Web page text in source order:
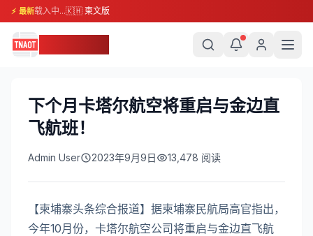
⚡ 最新载入中...🇰🇭 柬文版
下个月卡塔尔航空将重启与金边直
飞航班！
Admin User 2023年9月9日 13,478 阅读
【柬埔寨头条综合报道】据柬埔寨民航局高官指出，
今年10月份，卡塔尔航空公司将重启与金边直飞航